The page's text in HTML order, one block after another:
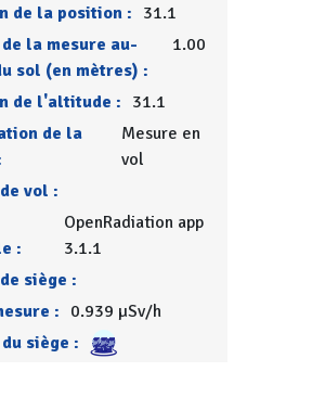
de la position : 31.1
la mesure au-
sol (en mètres) :
1.00
de l'altitude : 31.1
de la
Mesure en
vol
vol :
:
OpenRadiation app
3.1.1
siège :
:
0.939 µSv/h
siège :